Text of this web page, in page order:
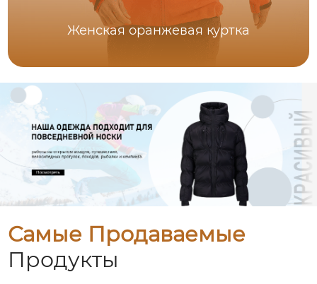
Женская оранжевая куртка
Самые Продаваемые
Продукты